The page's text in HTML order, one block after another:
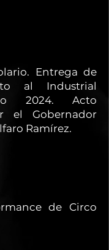
Entrega de
al Industrial
2024. Acto
el Gobernador
Ramírez.
de Circo